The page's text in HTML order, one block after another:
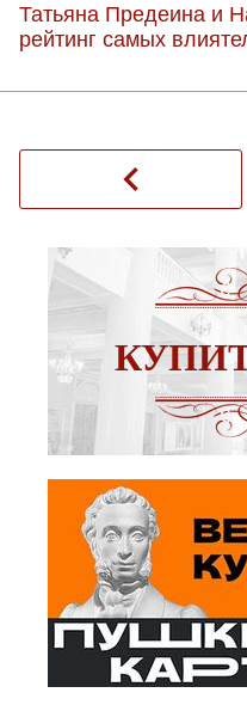
Татьяна Предеина и
рейтинг самых
navigate_before